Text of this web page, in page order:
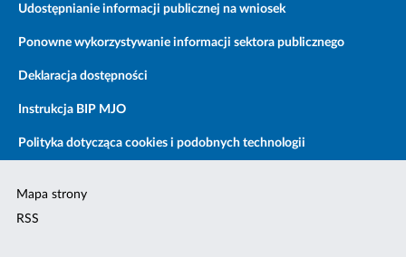
Udostępnianie informacji publicznej na wniosek
Ponowne wykorzystywanie informacji sektora publicznego
Deklaracja dostępności
Instrukcja BIP MJO
Polityka dotycząca cookies i podobnych technologii
Mapa strony
RSS